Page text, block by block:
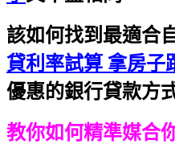
該如何找到最適合
貸利率試算 拿房子
優惠的銀行貸款方
教你如何精準媒合